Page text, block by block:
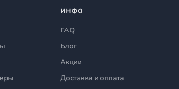
ИНФО
FAQ
Блог
Акции
Доставка и оплата